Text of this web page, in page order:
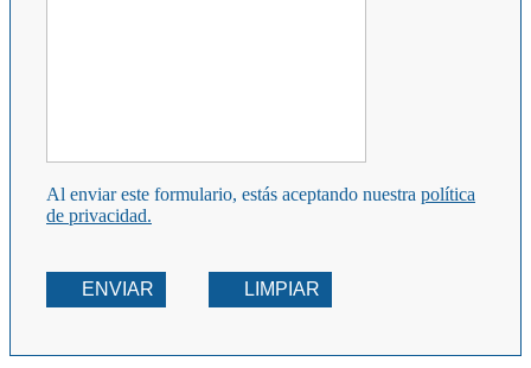
Al enviar este formulario, estás aceptando nuestra política
de privacidad.
ENVIAR LIMPIAR